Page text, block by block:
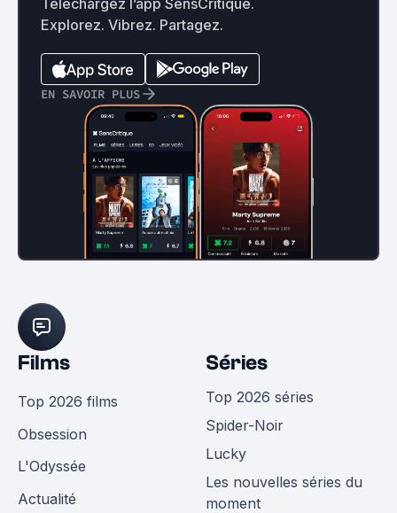
Téléchargez l’app SensCritique.
Explorez. Vibrez. Partagez.
EN SAVOIR PLUS
Films
Top 2026 films
Obsession
L'Odyssée
Actualité
Séries
Top 2026 séries
Spider-Noir
Lucky
Les nouvelles séries du
moment